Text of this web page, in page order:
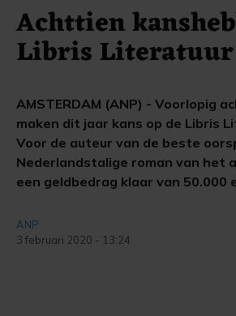
Achttien
Libris
AMSTERDAM (ANP) - Voorlopig
maken dit jaar kans op de Libris
Voor de auteur van de beste
Nederlandstalige roman van het
een geldbedrag klaar van 50.000
ANP
3 februari 2020 - 13:24